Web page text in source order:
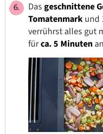
Das geschnittene
Tomatenmark und
verrührst alles gut
fürca. 5 Minuten